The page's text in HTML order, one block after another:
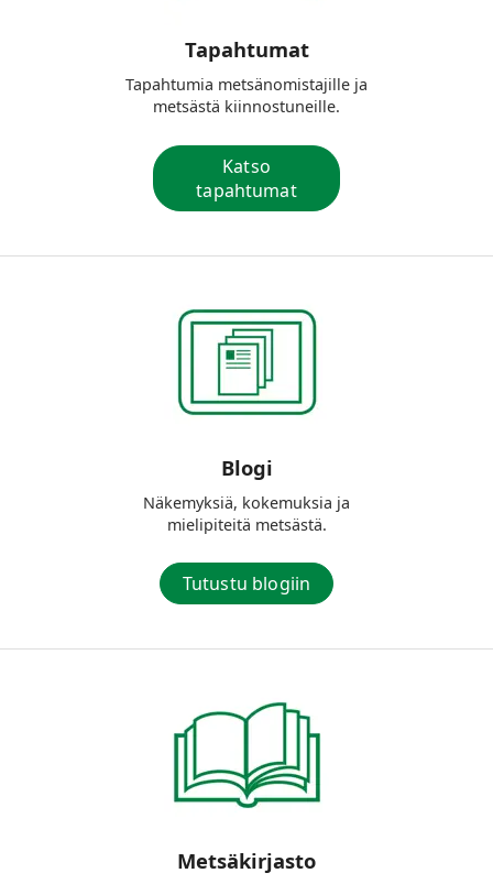
Tapahtumat
Tapahtumia metsänomistajille ja
metsästä kiinnostuneille.
Katso
tapahtumat
Blogi
Näkemyksiä, kokemuksia ja
mielipiteitä metsästä.
Tutustu blogiin
Metsäkirjasto